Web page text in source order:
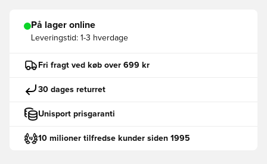
På lager online
Leveringstid: 1-3 hverdage
Fri fragt ved køb over 699 kr
30 dages returret
Unisport prisgaranti
10 milioner tilfredse kunder siden 1995